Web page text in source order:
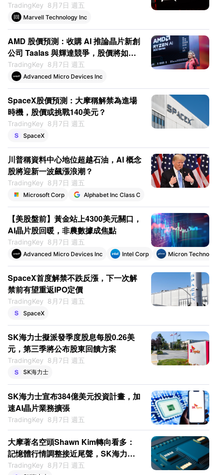
Marvell Technology Inc
TradingKey 8月7日 週五
AMD 股價預測：收購 AI 推論晶片新創
公司 Taalas 與輝達競爭，股價將如何
變動？
Advanced Micro Devices Inc
TradingKey 8月7日 週五
SpaceX股價預測：大摩稱解禁為進場
時機，股價或挑戰140美元？
SpaceX
TradingKey 8月7日 週五
川普稱資料中心地位超越石油，AI 概念
股將迎新一波飆漲浪潮？
Microsoft Corp Alphabet Inc Class C
TradingKey 8月7日 週五
【美股盤前】黃金站上4300美元關口，
AI晶片股回暖，非農數據成焦點
Advanced Micro Devices Inc Intel Corp Micron
TradingKey 8月7日 週五
SpaceX首度解禁不跌反漲，下一次解
禁前有望重返IPO定價
SpaceX
TradingKey 8月7日 週五
SK海力士擬派發季度股息每股0.26美
元，第三季將公布股東回饋方案
SK海力士
TradingKey 8月7日 週五
SK海力士宣布384億美元投資計畫，加
速AI晶片業務擴張
TradingKey 8月7日 週五
大摩著名空頭Shawn Kim轉向看多：
記憶體行情調整接近尾聲，SK海力士
EPS上調13%
TradingKey 8月7日 週五